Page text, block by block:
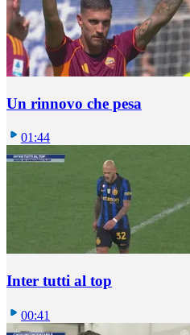
Un rinnovo che pesa
01:44
Inter tutti al top
00:41